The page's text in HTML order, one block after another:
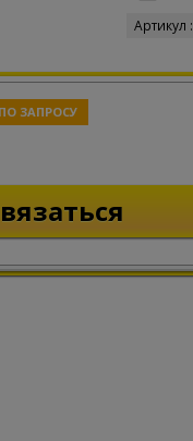
Артикул :
ПО ЗАПРОСУ